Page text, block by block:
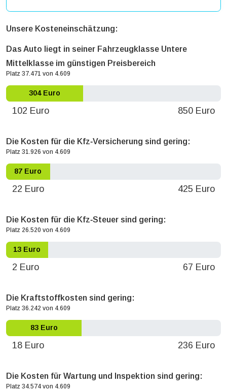
Unsere Kosteneinschätzung:
Das Auto liegt in seiner Fahrzeugklasse Untere
Mittelklasse im günstigen Preisbereich
Platz 37.471 von 4.609
304 Euro
102 Euro 850 Euro
Die Kosten für die Kfz‐Versicherung sind gering:
Platz 31.926 von 4.609
87 Euro
22 Euro 425 Euro
Die Kosten für die Kfz‐Steuer sind gering:
Platz 26.520 von 4.609
13 Euro
2 Euro 67 Euro
Die Kraftstoffkosten sind gering:
Platz 36.242 von 4.609
83 Euro
18 Euro 236 Euro
Die Kosten für Wartung und Inspektion sind gering:
Platz 34.574 von 4.609